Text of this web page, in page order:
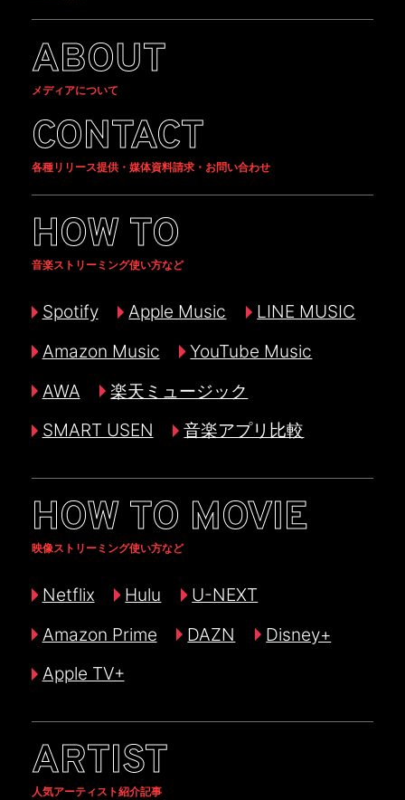
ABOUT
メディアについて
CONTACT
各種リリース提供・媒体資料請求・お問い合わせ
HOW TO
音楽ストリーミング使い方など
Spotify Apple Music
LINE MUSIC
Amazon Music
YouTube Music
AWA
楽天ミュージック
SMART USEN
音楽アプリ比較
HOW TO MOVIE
映像ストリーミング使い方など
Netflix Hulu
U-NEXT
Amazon Prime
DAZN
Disney+
Apple TV+
ARTIST
人気アーティスト紹介記事